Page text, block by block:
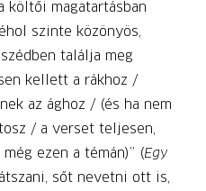
költői magatartásban
szinte közönyös,
találja meg
kellett a rákhoz /
az ághoz / (és ha nem
/ a verset teljesen,
ezen a témán)” (Egy
sőt nevetni ott is,